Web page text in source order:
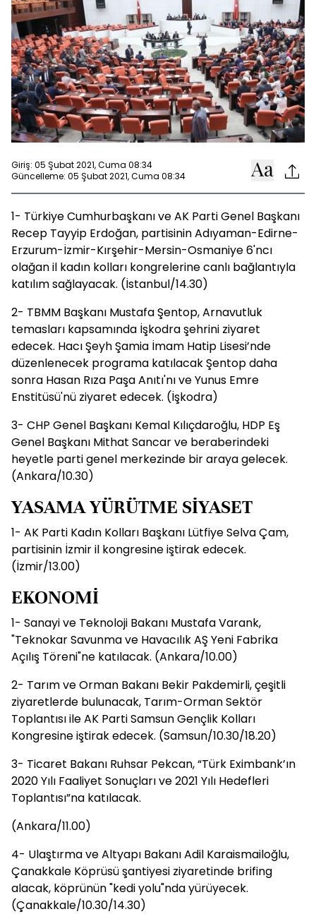
Giriş: 05 Şubat 2021, Cuma 08:34
Güncelleme: 05 Şubat 2021, Cuma 08:34
1- Türkiye Cumhurbaşkanı ve AK Parti Genel Başkanı
Recep Tayyip Erdoğan, partisinin Adıyaman-Edirne-
Erzurum-İzmir-Kırşehir-Mersin-Osmaniye 6'ncı
olağan il kadın kolları kongrelerine canlı bağlantıyla
katılım sağlayacak. (İstanbul/14.30)
2- TBMM Başkanı Mustafa Şentop, Arnavutluk
temasları kapsamında İşkodra şehrini ziyaret
edecek. Hacı Şeyh Şamia İmam Hatip Lisesi’nde
düzenlenecek programa katılacak Şentop daha
sonra Hasan Rıza Paşa Anıtı'nı ve Yunus Emre
Enstitüsü'nü ziyaret edecek. (İşkodra)
3- CHP Genel Başkanı Kemal Kılıçdaroğlu, HDP Eş
Genel Başkanı Mithat Sancar ve beraberindeki
heyetle parti genel merkezinde bir araya gelecek.
(Ankara/10.30)
YASAMA YÜRÜTME SİYASET
1- AK Parti Kadın Kolları Başkanı Lütfiye Selva Çam,
partisinin İzmir il kongresine iştirak edecek.
(İzmir/13.00)
EKONOMİ
1- Sanayi ve Teknoloji Bakanı Mustafa Varank,
"Teknokar Savunma ve Havacılık AŞ Yeni Fabrika
Açılış Töreni"ne katılacak. (Ankara/10.00)
2- Tarım ve Orman Bakanı Bekir Pakdemirli, çeşitli
ziyaretlerde bulunacak, Tarım-Orman Sektör
Toplantısı ile AK Parti Samsun Gençlik Kolları
Kongresine iştirak edecek. (Samsun/10.30/18.20)
3- Ticaret Bakanı Ruhsar Pekcan, “Türk Eximbank’ın
2020 Yılı Faaliyet Sonuçları ve 2021 Yılı Hedefleri
Toplantısı”na katılacak.
(Ankara/11.00)
4- Ulaştırma ve Altyapı Bakanı Adil Karaismailoğlu,
Çanakkale Köprüsü şantiyesi ziyaretinde brifing
alacak, köprünün "kedi yolu"nda yürüyecek.
(Çanakkale/10.30/14.30)